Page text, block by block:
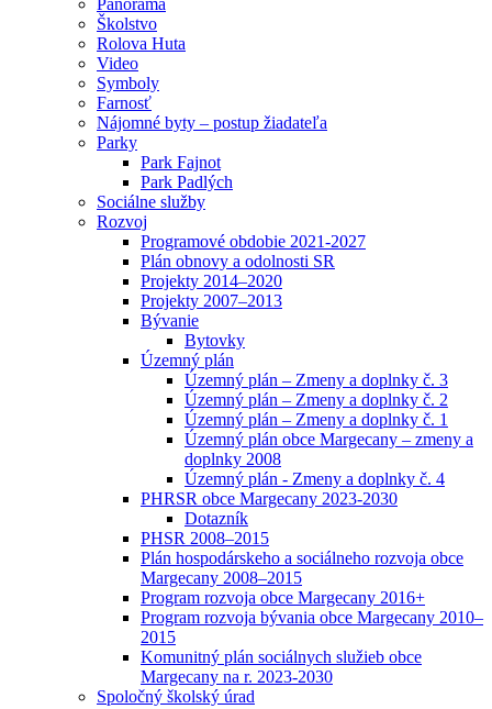
Panoráma
Školstvo
Rolova Huta
Video
Symboly
Farnosť
Nájomné byty – postup žiadateľa
Parky
Park Fajnot
Park Padlých
Sociálne služby
Rozvoj
Programové obdobie 2021-2027
Plán obnovy a odolnosti SR
Projekty 2014–2020
Projekty 2007–2013
Bývanie
Bytovky
Územný plán
Územný plán – Zmeny a doplnky č. 3
Územný plán – Zmeny a doplnky č. 2
Územný plán – Zmeny a doplnky č. 1
Územný plán obce Margecany – zmeny a
doplnky 2008
Územný plán - Zmeny a doplnky č. 4
PHRSR obce Margecany 2023-2030
Dotazník
PHSR 2008–2015
Plán hospodárskeho a sociálneho rozvoja obce
Margecany 2008–2015
Program rozvoja obce Margecany 2016+
Program rozvoja bývania obce Margecany 2010–
2015
Komunitný plán sociálnych služieb obce
Margecany na r. 2023-2030
Spoločný školský úrad